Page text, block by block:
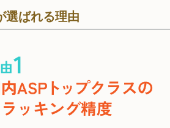
選ばれる理由